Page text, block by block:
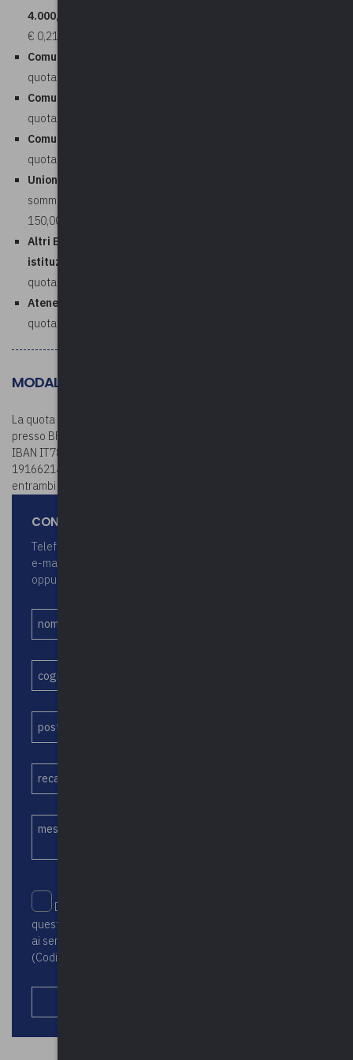
4.000,00)
€ 0,21 per abitante + € 150,00 per Comune
Comuni da 25.001 a 100.000 abitanti e Province
quota fissa di € 4.650,00
Comuni da 100.001 a 500.000 abitanti
quota fissa di € 12.000,00
Comuni da 500.001 abitanti e Città Metropolitane
quota fissa di € 15.000,00
Unioni con totalità di funzioni amministrative (L. 122/2010)
somma degli abitanti di ogni comune € 0,21 per abitante + €
150,00
Altri Enti (Consorzi, Comunità Montane, altri soggetti
istituzionali, unioni con una o più funzioni amministrative)
quota fissa di € 800,00
Atenei e ATS
quota fissa di € 1.200,00
MODALITÀ DI VERSAMENTO
La quota associativa potrà essere versata c/c bancario UPEL
presso BPER BANCA, via Veneto 2 – Varese (CODICE
IBAN IT78G0538710804000042439240) oppure sul c/c postale n.
19166214 (CODICE IBAN: IT63 U076 0110 8000 0001 9166 214),
entrambi intestati a UPEL, via Como n. 40 – 21100 Varese.
CONTATTA LO STAFF UPEL
Telefono 0332 2870 64
e-mail upel@upel.va.it
oppure attraverso il seguente form:
Dichiaro di aver letto e accettato la Privacy Policy di
questo sito e acconsento al trattamento dei dati personali
ai sensi dell’art. 13 del D.Lgs. N.196 del 30 Giugno 2003
(Codice in materia di protezione dei dati personali)